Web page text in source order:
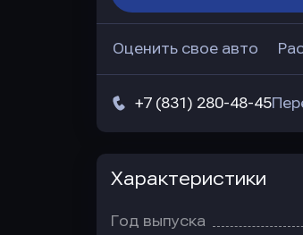
Оценить свое авто
+7 (831) 280-48-45
Характеристики
Год выпуска